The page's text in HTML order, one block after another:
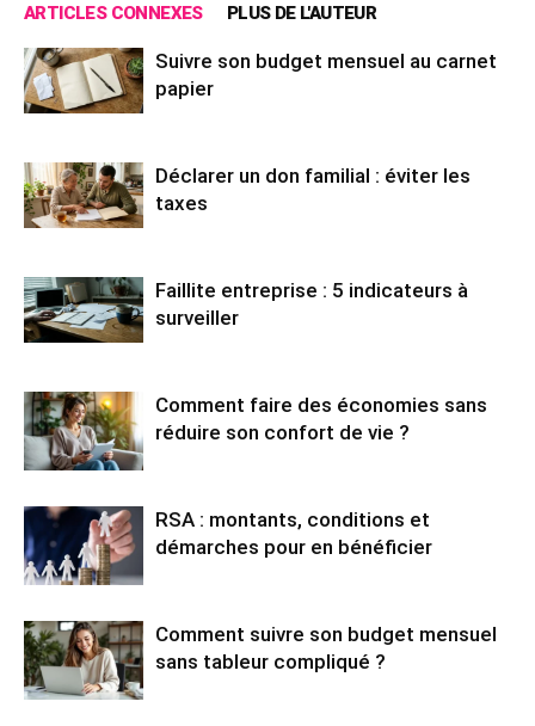
ARTICLES CONNEXES PLUS DE L'AUTEUR
Suivre son budget mensuel au carnet
papier
Déclarer un don familial : éviter les
taxes
Faillite entreprise : 5 indicateurs à
surveiller
Comment faire des économies sans
réduire son confort de vie ?
RSA : montants, conditions et
démarches pour en bénéficier
Comment suivre son budget mensuel
sans tableur compliqué ?